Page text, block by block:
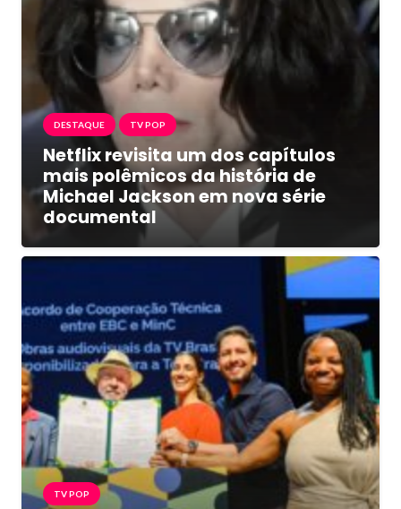
DESTAQUE TV POP
Netflix revisita um dos capítulos
mais polêmicos da história de
Michael Jackson em nova série
documental
TV POP